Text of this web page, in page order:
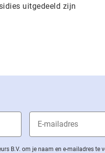
uitgedeeld zijn
B.V. om je naam en e-mailadres te